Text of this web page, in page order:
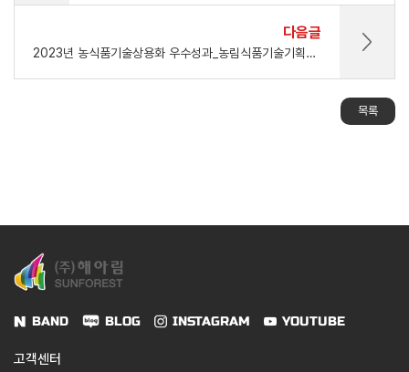
다음글
2023년 농식품기술상용화 우수성과_농림식품기술기획평가원 원장상 수상
목록
BAND BLOG INSTAGRAM YOUTUBE
고객센터